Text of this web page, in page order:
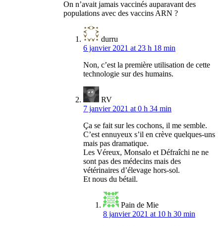
On n’avait jamais vaccinés auparavant des
populations avec des vaccins ARN ?
durru
6 janvier 2021 at 23 h 18 min
Non, c’est la première utilisation de cette
technologie sur des humains.
RV
7 janvier 2021 at 0 h 34 min
Ça se fait sur les cochons, il me semble.
C’est ennuyeux s’il en crève quelques-uns
mais pas dramatique.
Les Véreux, Monsalo et Défraîchi ne ne
sont pas des médecins mais des
vétérinaires d’élevage hors-sol.
Et nous du bétail.
Pain de Mie
8 janvier 2021 at 10 h 30 min